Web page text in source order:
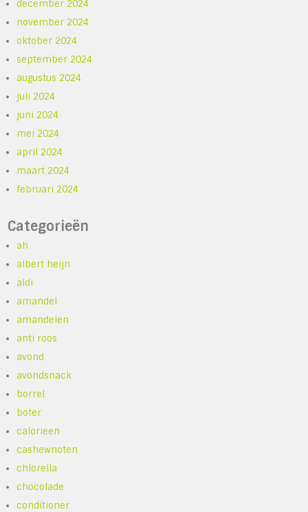
december 2024
november 2024
oktober 2024
september 2024
augustus 2024
juli 2024
juni 2024
mei 2024
april 2024
maart 2024
februari 2024
Categorieën
ah
albert heijn
aldi
amandel
amandelen
anti roos
avond
avondsnack
borrel
boter
calorieen
cashewnoten
chlorella
chocolade
conditioner